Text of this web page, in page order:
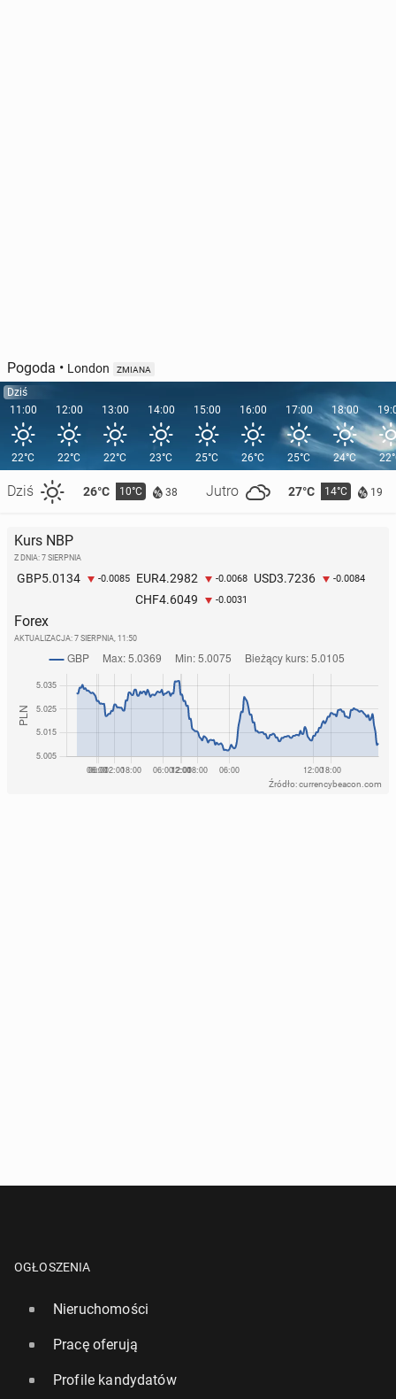
Pogoda • London ZMIANA
Dziś
11:00
22°C
Dziś 26°C 10°C 38 Jutro 27°C 14°C 19
12:00
22°C
13:00
22°C
14:00
23°C
15:00
25°C
16:00
26°C
17:00
25°C
18:00
24°C
Kurs NBP
Z DNIA: 7 SIERPNIA
GBP5.0134 -0.0085 EUR4.2982 -0.0068 USD3.7236 -0.0084
CHF4.6049 -0.0031
Forex
AKTUALIZACJA: 7 SIERPNIA, 11:50
Źródło: currencybeacon.com
OGŁOSZENIA
Nieruchomości
Pracę oferują
Profile kandydatów